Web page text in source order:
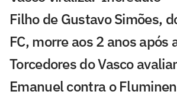
Filho de Gustavo Simões,
FC, morre aos 2 anos após
Torcedores do Vasco
Emanuel contra o